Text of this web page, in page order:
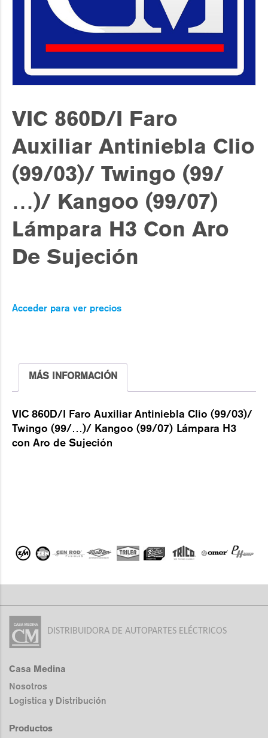
VIC 860D/I Faro
Auxiliar Antiniebla Clio
(99/03)/ Twingo (99/
…)/ Kangoo (99/07)
Lámpara H3 Con Aro
De Sujeción
Acceder para ver precios
MÁS INFORMACIÓN
VIC 860D/I Faro Auxiliar Antiniebla Clio (99/03)/
Twingo (99/…)/ Kangoo (99/07) Lámpara H3
con Aro de Sujeción
DISTRIBUIDORA DE AUTOPARTES ELÉCTRICOS
Casa Medina
Nosotros
Logistica y Distribución
Productos